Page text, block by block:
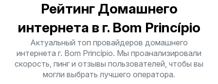
Рейтинг Домашнего
интернета в г. Bom Princípio
Актуальный топ провайдеров домашнего
интернета г. Bom Princípio. Мы проанализировали
скорость, пинг и отзывы пользователей, чтобы вы
могли выбрать лучшего оператора.